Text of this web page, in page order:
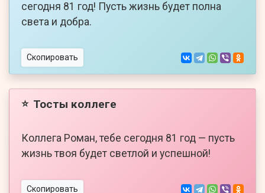
сегодня 81 год! Пусть жизнь будет полна
света и добра.
Скопировать
⭐ Тосты коллеге
Коллега Роман, тебе сегодня 81 год — пусть
жизнь твоя будет светлой и успешной!
Скопировать